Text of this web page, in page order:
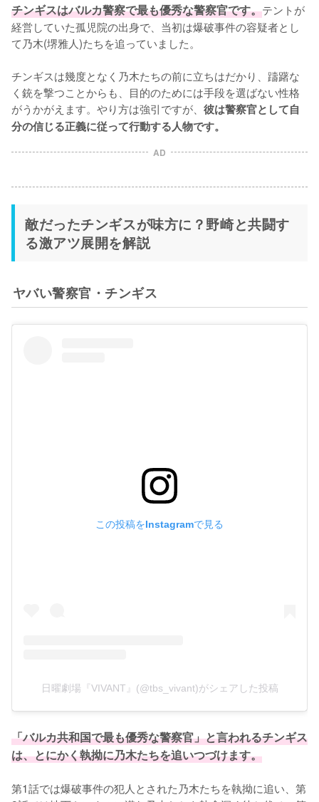
チンギスはバルカ警察で最も優秀な警察官です。テントが
経営していた孤児院の出身で、当初は爆破事件の容疑者とし
て乃木(堺雅人)たちを追っていました。
チンギスは幾度となく乃木たちの前に立ちはだかり、躊躇な
く銃を撃つことからも、目的のためには手段を選ばない性格
がうかがえます。やり方は強引ですが、 彼は警察官として自
分の信じる正義に従って行動する人物です。
AD
敵だったチンギスが味方に？野崎と共闘す
る激アツ展開を解説
ヤバい警察官・チンギス
この投稿をInstagramで見る
日曜劇場『VIVANT』(@tbs_vivant)がシェアした投稿
「バルカ共和国で最も優秀な警察官」と言われるチンギス
は、とにかく執拗に乃木たちを追いつづけます。
第1話では爆破事件の犯人とされた乃木たちを執拗に追い、第